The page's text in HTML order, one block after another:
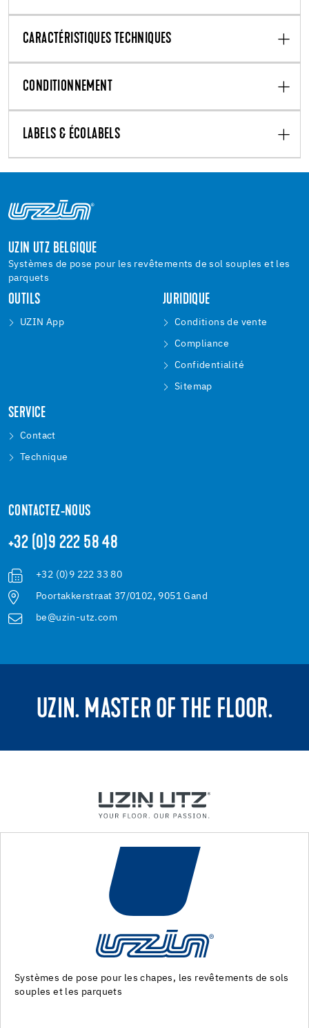
CARACTÉRISTIQUES TECHNIQUES
CONDITIONNEMENT
LABELS & ÉCOLABELS
UZIN UTZ BELGIQUE
Systèmes de pose pour les revêtements de sol souples et les
parquets
OUTILS
UZIN App
JURIDIQUE
Conditions de vente
Compliance
Confidentialité
Sitemap
SERVICE
Contact
Technique
CONTACTEZ-NOUS
+32 (0)9 222 58 48
+32 (0)9 222 33 80
Poortakkerstraat 37/0102, 9051 Gand
be@uzin-utz.com
UZIN. MASTER OF THE FLOOR.
Machines et outils pour la preparation du support et la
des revêtements de sol